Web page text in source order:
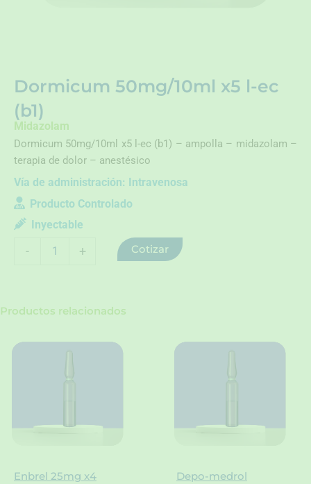
Dormicum 50mg/10ml x5 l-ec
(b1)
Midazolam
Dormicum 50mg/10ml x5 l-ec (b1) – ampolla – midazolam –
terapia de dolor – anestésico
Vía de administración:
Intravenosa
Producto Controlado
Inyectable
-
50mg/10ml
(b1)
+ Cotizar
Productos relacionados
Enbrel 25mg x4
Depo-medrol